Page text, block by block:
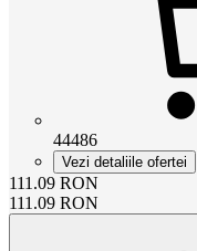
44486
Vezi detaliile ofertei
111.09 RON
111.09 RON